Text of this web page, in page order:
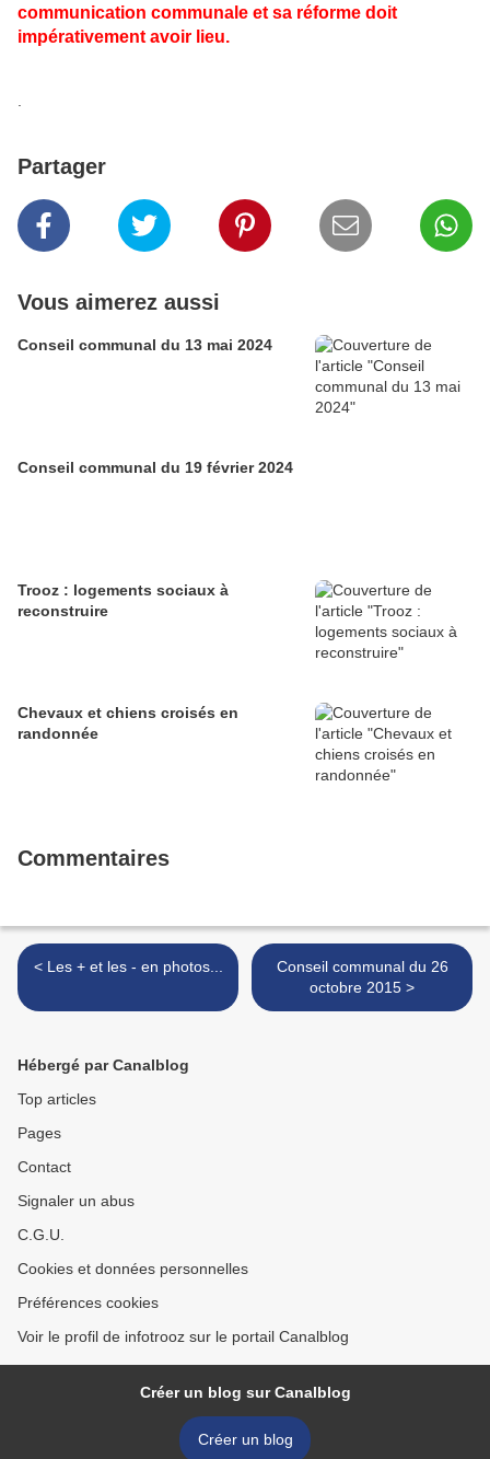
communication communale et sa réforme doit
impérativement avoir lieu.
Partager
Vous aimerez aussi
Conseil communal du 13 mai 2024
Conseil communal du 19 février 2024
Trooz : logements sociaux à
reconstruire
Chevaux et chiens croisés en
randonnée
Commentaires
< Les + et les - en photos...
Conseil communal du 26
octobre 2015 >
Hébergé par Canalblog
Top articles
Pages
Contact
Signaler un abus
C.G.U.
Cookies et données personnelles
Préférences cookies
Voir le profil de infotrooz sur le portail Canalblog
Créer un blog sur Canalblog
Créer un blog